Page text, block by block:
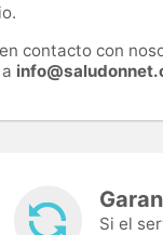
contacto con
Si el